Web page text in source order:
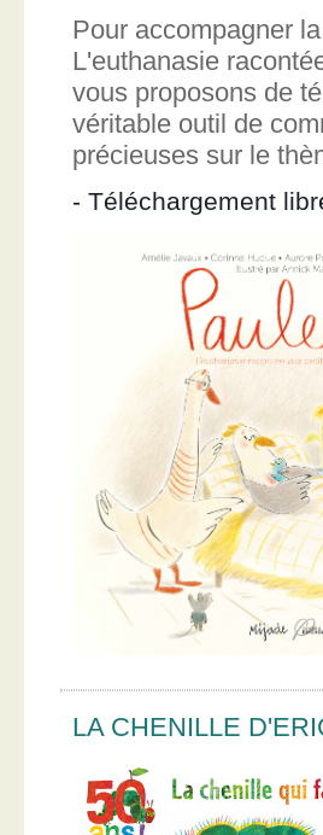
Pour accompagner
L'euthanasie
vous proposons de
véritable outil de
précieuses sur le
- Téléchargement
LA CHENILLE